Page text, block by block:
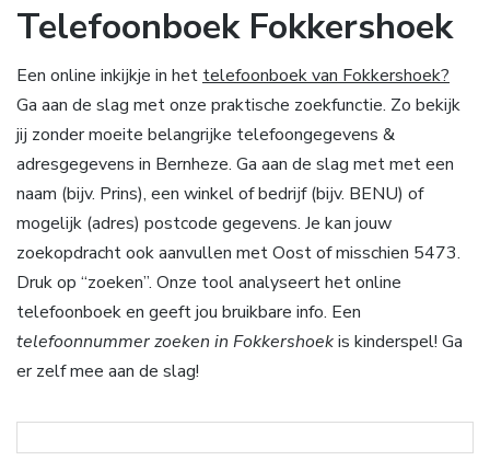
Telefoonboek Fokkershoek
Een online inkijkje in het telefoonboek van Fokkershoek?
Ga aan de slag met onze praktische zoekfunctie. Zo bekijk
jij zonder moeite belangrijke telefoongegevens &
adresgegevens in Bernheze. Ga aan de slag met met een
naam (bijv. Prins), een winkel of bedrijf (bijv. BENU) of
mogelijk (adres) postcode gegevens. Je kan jouw
zoekopdracht ook aanvullen met Oost of misschien 5473.
Druk op “zoeken”. Onze tool analyseert het online
telefoonboek en geeft jou bruikbare info. Een
telefoonnummer zoeken in Fokkershoekis kinderspel! Ga
er zelf mee aan de slag!